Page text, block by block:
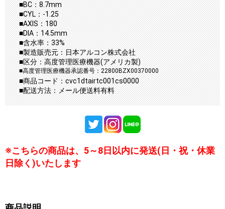
■BC：8.7mm
■CYL：-1.25
■AXIS：180
■DIA：14.5mm
■含水率：33%
■製造販売元：日本アルコン株式会社
■区分：高度管理医療機器(アメリカ製)
■高度管理医療機器承認番号：22800BZX00370000
■商品コード：cvc1dtairtc001cs0000
■配送方法：メール便送料有料
※こちらの商品は、5～8日以内に発送(日・祝・休業
日除く)いたします